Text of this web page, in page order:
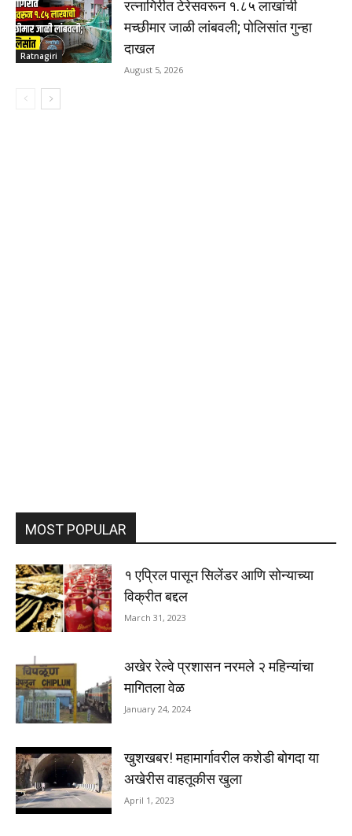
Ratnagiri
रत्नागिरीत टेरेसवरून १.८५ लाखांची
मच्छीमार जाळी लांबवली; पोलिसांत गुन्हा
दाखल
August 5, 2026
MOST POPULAR
१ एप्रिल पासून सिलेंडर आणि सोन्याच्या
विक्रीत बद्दल
March 31, 2023
अखेर रेल्वे प्रशासन नरमले २ महिन्यांचा
मागितला वेळ
January 24, 2024
खुशखबर! महामार्गावरील कशेडी बोगदा या
अखेरीस वाहतूकीस खुला
April 1, 2023